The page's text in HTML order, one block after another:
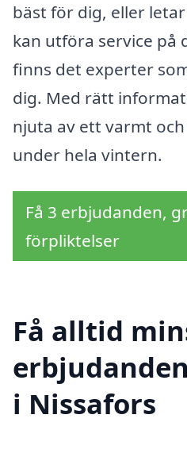
bäst för dig, eller
kan utföra service på
finns det experter
dig. Med rätt
njuta av ett varmt
under hela vintern.
Få 3 erbjudanden,
förpliktelser
Få alltid
i Nissafors